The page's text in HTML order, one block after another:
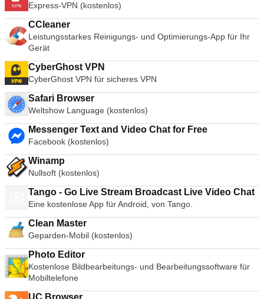
Express-VPN (kostenlos)
CCleaner
Leistungsstarkes Reinigungs- und Optimierungs-App für Ihr
Gerät
CyberGhost VPN
CyberGhost VPN für sicheres VPN
Safari Browser
Weltshow Language (kostenlos)
Messenger Text and Video Chat for Free
Facebook (kostenlos)
Winamp
Nullsoft (kostenlos)
Tango - Go Live Stream Broadcast Live Video Chat
Eine kostenlose App für Android, von Tango.
Clean Master
Geparden-Mobil (kostenlos)
Photo Editor
Kostenlose Bildbearbeitungs- und Bearbeitungssoftware für
Mobiltelefone
UC Browser